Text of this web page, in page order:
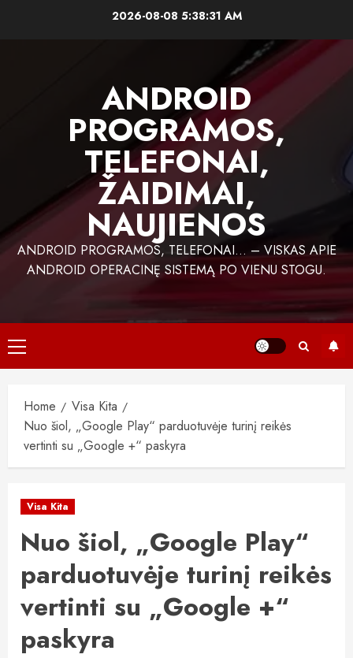
2026-08-08 5:38:31 AM
ANDROID
PROGRAMOS,
TELEFONAI,
ŽAIDIMAI,
NAUJIENOS
ANDROID PROGRAMOS, TELEFONAI… – VISKAS APIE
ANDROID OPERACINĘ SISTEMĄ PO VIENU STOGU.
Primary
Menu
Home
Visa Kita
Nuo šiol, „Google Play“ parduotuvėje turinį reikės
vertinti su „Google +“ paskyra
Visa Kita
Nuo šiol, „Google Play“
parduotuvėje turinį reikės
vertinti su „Google +“
paskyra